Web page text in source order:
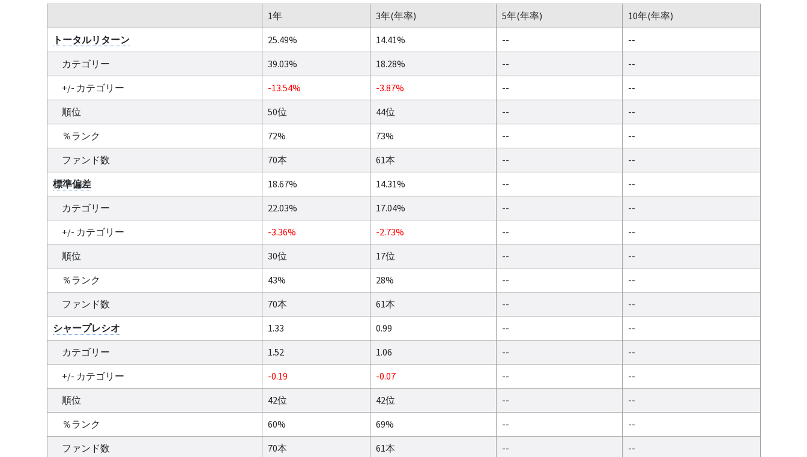
1年 3年(年率) 5年(年率)
10年(年率)
トータルリターン
25.49% 14.41% --
--
カテゴリー
39.03% 18.28% --
--
+/- カテゴリー
-13.54% -3.87% --
--
順位
50位 44位 --
--
％ランク
72% 73% --
--
ファンド数
70本 61本 --
--
標準偏差
18.67% 14.31% --
--
カテゴリー
22.03% 17.04% --
--
+/- カテゴリー
-3.36% -2.73% --
--
順位
30位 17位 --
--
％ランク
43% 28% --
--
ファンド数
70本 61本 --
--
シャープレシオ
1.33 0.99 --
--
カテゴリー
1.52 1.06 --
--
+/- カテゴリー
-0.19 -0.07 --
--
順位
42位 42位 --
--
％ランク
60% 69% --
--
ファンド数
70本 61本 -- --